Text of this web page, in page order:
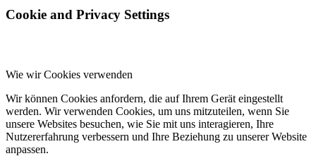
Cookie and Privacy Settings
Wie wir Cookies verwenden
Wir können Cookies anfordern, die auf Ihrem Gerät eingestellt
werden. Wir verwenden Cookies, um uns mitzuteilen, wenn Sie
unsere Websites besuchen, wie Sie mit uns interagieren, Ihre
Nutzererfahrung verbessern und Ihre Beziehung zu unserer Website
anpassen.